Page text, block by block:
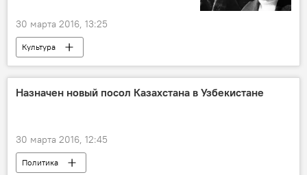
30 марта 2016, 13:25
Культура
Назначен новый посол Казахстана в Узбекистане
30 марта 2016, 12:45
Политика